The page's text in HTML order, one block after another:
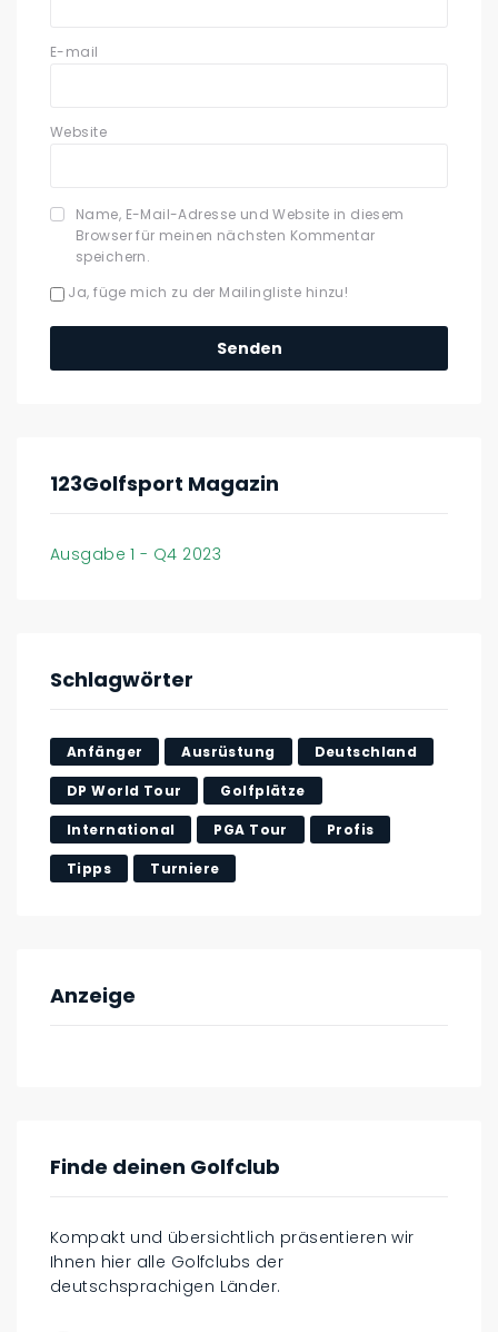
E-mail
Website
Name, E-Mail-Adresse und Website in diesem
Browser für meinen nächsten Kommentar
speichern.
Ja, füge mich zu der Mailingliste hinzu!
123Golfsport Magazin
Ausgabe 1 - Q4 2023
Schlagwörter
Anfänger Ausrüstung Deutschland
DP World Tour Golfplätze
International PGA Tour Profis
Tipps Turniere
Anzeige
Finde deinen Golfclub
Kompakt und übersichtlich präsentieren wir
Ihnen hier alle Golfclubs der
deutschsprachigen Länder.